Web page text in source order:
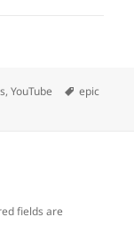
,YouTube Tags
epic
fields are